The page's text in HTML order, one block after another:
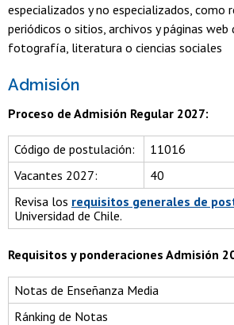
especializados y no especializados, como
periódicos o sitios, archivos y páginas web
fotografía, literatura o ciencias sociales
Admisión
Proceso de Admisión Regular 2027:
Código de postulación:
11016
Vacantes 2027:
40
Revisa los requisitos generales de
Universidad de Chile.
Requisitos y ponderaciones Admisión
Notas de Enseñanza Media
Ránking de Notas